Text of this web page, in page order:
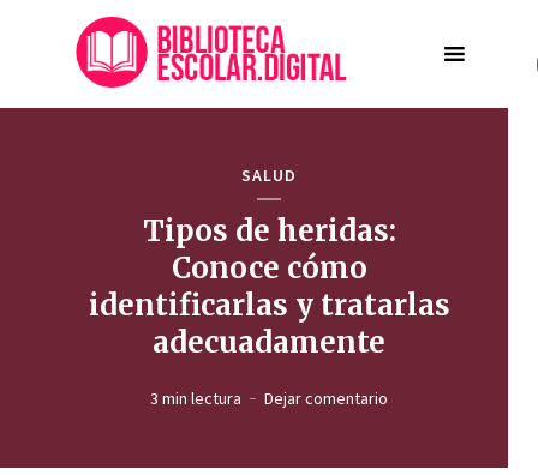
SALUD
Tipos de heridas:
Conoce cómo
identificarlas y tratarlas
adecuadamente
3 min lectura Dejar comentario